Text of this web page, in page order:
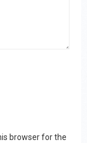
browser for the